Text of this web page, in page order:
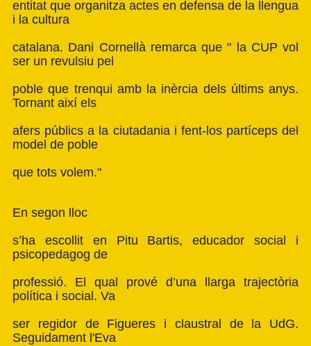
entitat que organitza actes en defensa de la llengua
i la cultura
catalana. Dani Cornellà remarca que " la CUP vol
ser un revulsiu pel
poble que trenqui amb la inèrcia dels últims anys.
Tornant així els
afers públics a la ciutadania i fent-los partíceps del
model de poble
que tots volem."
En segon lloc
s’ha escollit en Pitu Bartis, educador social i
psicopedagog de
professió. El qual prové d’una llarga trajectòria
política i social. Va
ser regidor de Figueres i claustral de la UdG.
Seguidament l'Eva